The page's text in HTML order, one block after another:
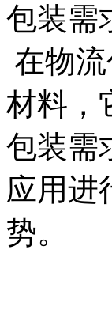
包装需
在物
材料，
包装需
应用进
势。